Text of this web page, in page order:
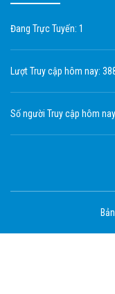
Đang Trực Tuyến: 1
Lượt Truy cập hôm nay:
Số người Truy cập hôm